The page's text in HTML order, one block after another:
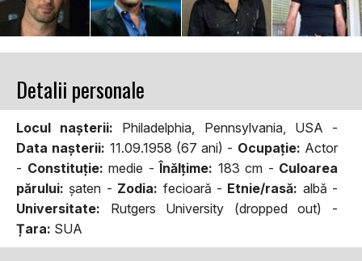
Detalii personale
Locul naşterii: Philadelphia, Pennsylvania, USA -
Data naşterii: 11.09.1958 (67 ani) - Ocupaţie: Actor
- Constituţie: medie -Înălţime: 183 cm - Culoarea
părului: şaten - Zodia: fecioară - Etnie/rasă: albă -
Universitate: Rutgers University (dropped out) -
Țara: SUA